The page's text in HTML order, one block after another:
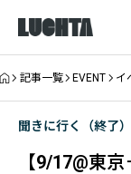
記事一覧 EVENT イ
聞きに行く（終了）
【9/17@東